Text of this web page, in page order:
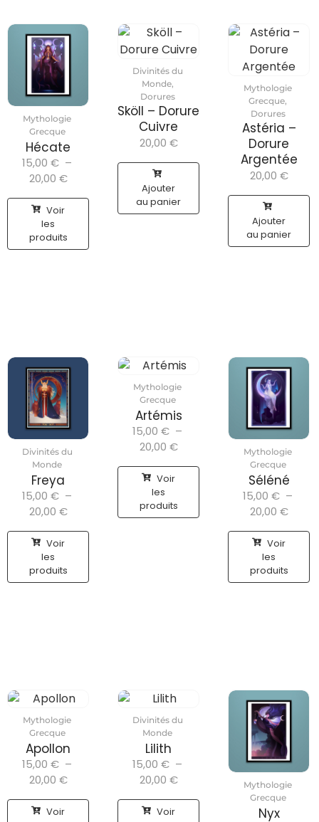
Mythologie
Grecque
Hécate
15,00 € –
20,00 €
Voir
les
produits
Divinités du
Monde,
Dorures
Sköll – Dorure
Cuivre
20,00 €
Ajouter
au panier
Mythologie
Grecque,
Dorures
Astéria –
Dorure
Argentée
20,00 €
Ajouter
au panier
Divinités du
Monde
Freya
15,00 € –
20,00 €
Voir
les
produits
Mythologie
Grecque
Artémis
15,00 € –
20,00 €
Voir
les
produits
Mythologie
Grecque
Séléné
15,00 € –
20,00 €
Voir
les
produits
Mythologie
Grecque
Apollon
15,00 € –
20,00 €
Voir
Divinités du
Monde
Lilith
15,00 € –
20,00 €
Voir
Mythologie
Grecque
Nyx